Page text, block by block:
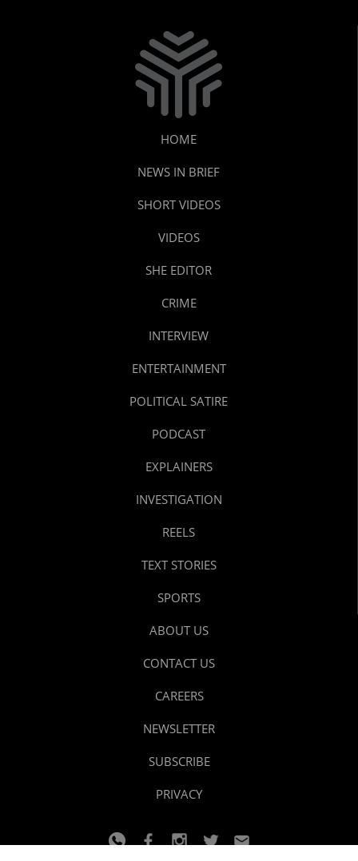
HOME
NEWS IN BRIEF
SHORT VIDEOS
VIDEOS
SHE EDITOR
CRIME
INTERVIEW
ENTERTAINMENT
POLITICAL SATIRE
PODCAST
EXPLAINERS
INVESTIGATION
REELS
TEXT STORIES
SPORTS
ABOUT US
CONTACT US
CAREERS
NEWSLETTER
SUBSCRIBE
PRIVACY